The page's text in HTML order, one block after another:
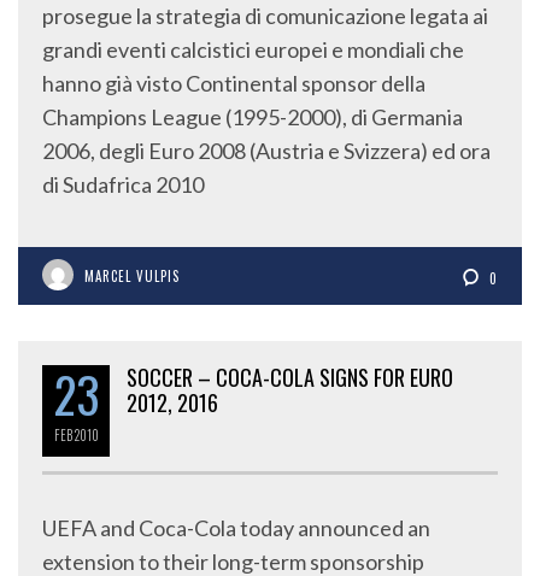
prosegue la strategia di comunicazione legata ai
grandi eventi calcistici europei e mondiali che
hanno già visto Continental sponsor della
Champions League (1995-2000), di Germania
2006, degli Euro 2008 (Austria e Svizzera) ed ora
di Sudafrica 2010
MARCEL VULPIS 0
23
FEB2010
SOCCER – COCA-COLA SIGNS FOR EURO
2012, 2016
UEFA and Coca-Cola today announced an
extension to their long-term sponsorship